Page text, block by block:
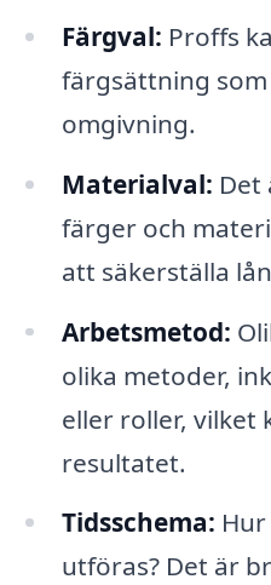
Färgval: Proffs
färgsättning
omgivning.
Materialval: Det
färger och
att säkerställa
Arbetsmetod:
olika metoder,
eller roller, vilket
resultatet.
Tidsschema:
utföras? Det är